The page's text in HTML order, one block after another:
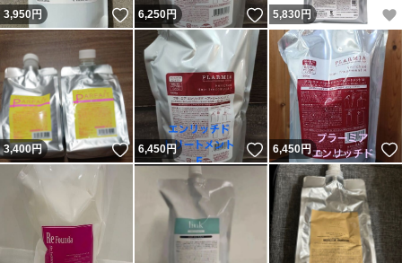
3,950円 いいね！
6,250円 いいね！
5,830 円
3,400円 いいね！
6,450円 いいね！
6,450円